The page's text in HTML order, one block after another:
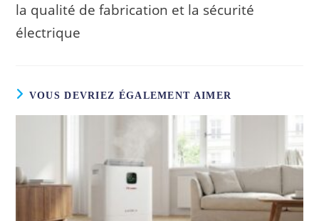
la qualité de fabrication et la sécurité
électrique
VOUS DEVRIEZ ÉGALEMENT AIMER